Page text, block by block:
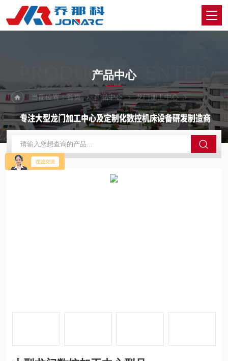
PRODUCTS CENTER
产品中心
当前位置：首页 产品中心 龙门加工中心 大型龙门